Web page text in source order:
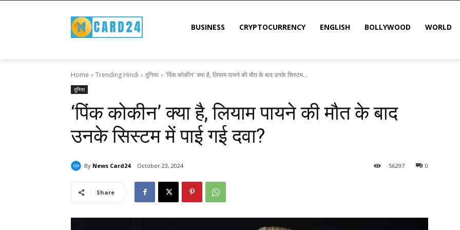
BUSINESS CRYPTOCURRENCY ENGLISH BOLLYWOOD WORLD
Home Trending Hindi दुनिया 'पिंक कोकीन' क्या है, लियाम पायने की मौत के बाद उनके सिस्टम...
दुनिया
‘पिंक कोकीन’ क्या है, लियाम पायने की मौत के बाद
उनके सिस्टम में पाई गई दवा?
By News Card24 October 23, 2024 0
56297
Share